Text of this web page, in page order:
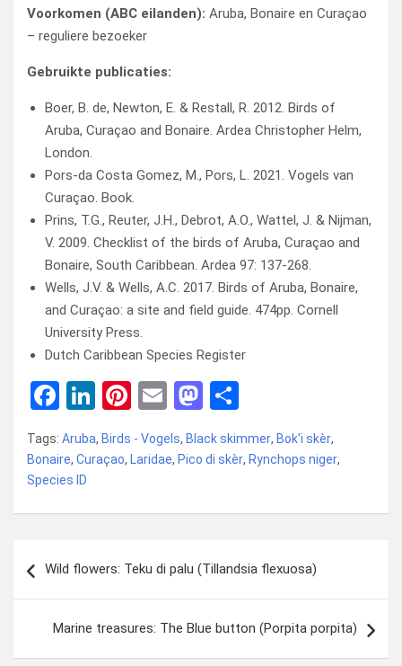
Voorkomen (ABC eilanden): Aruba, Bonaire en Curaçao
– reguliere bezoeker
Gebruikte publicaties:
Boer, B. de, Newton, E. & Restall, R. 2012. Birds of
Aruba, Curaçao and Bonaire. Ardea Christopher Helm,
London.
Pors-da Costa Gomez, M., Pors, L. 2021. Vogels van
Curaçao. Book.
Prins, T.G., Reuter, J.H., Debrot, A.O., Wattel, J. & Nijman,
V. 2009. Checklist of the birds of Aruba, Curaçao and
Bonaire, South Caribbean. Ardea 97: 137-268.
Wells, J.V. & Wells, A.C. 2017. Birds of Aruba, Bonaire,
and Curaçao: a site and field guide. 474pp. Cornell
University Press.
Dutch Caribbean Species Register
F
a
ce
b
o
k
Li
n
ke
n
Pi
nt
er
t
E
m
ail
M
a
st
d
n
e
Tags: Aruba, Birds - Vogels, Black skimmer, Bok'i skèr,
Bonaire, Curaçao, Laridae, Pico di skèr, Rynchops niger,
Species ID
navigatie
Wild flowers: Teku di palu (Tillandsia flexuosa)
Marine treasures: The Blue button (Porpita porpita)